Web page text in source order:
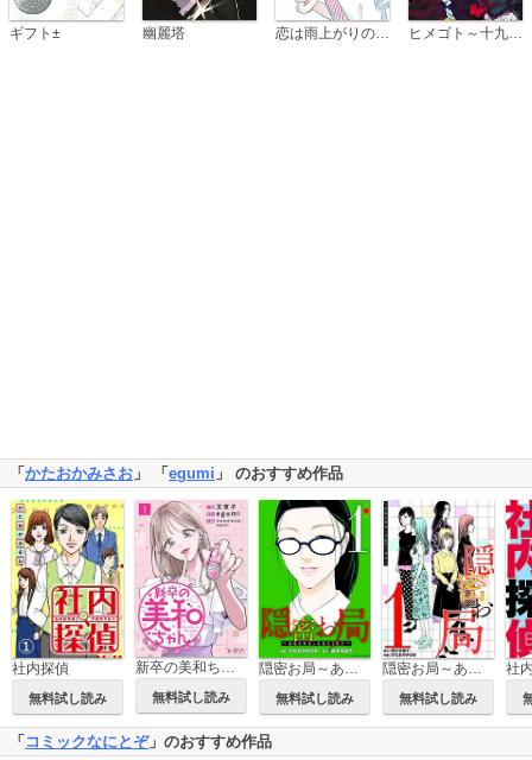
ギフト± 幽麗塔 ヒメゴト～十九歳の制服～
「かたおかみさお 」 「egumi 」 のおすすめ作品
社内探偵
無料試し読み
新卒の美和ちゃん～社内探偵外伝～
無料試し読み 無料試し読み 無料試し読み
「コミックなにとぞ」のおすすめ作品